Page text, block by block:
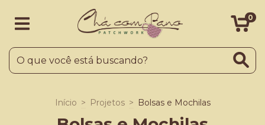
0
Início > Projetos > Bolsas e Mochilas